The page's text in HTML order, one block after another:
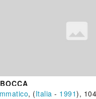
, (Italia - 1991),